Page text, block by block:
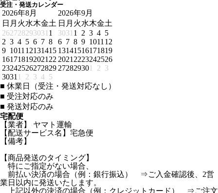
受注・発送カレンダー
2026年8月
日 月 火水木金土
262728293031 1
2 3 4 5 6 7 8
9 1011 12131415
161718192021 22
23242526272829
3031 1 2 3 4 5
2026年9月
日 月 火水木金土
3031 1 2 3 4 5
6 7 8 9 1011 12
13141516171819
2021 2223242526
272829301 2 3
■ 休業日（受注・発送対応なし）
■ 受注対応のみ
■ 発送対応のみ
宅配便
【業者】 ヤマト運輸
【配送サービス名】宅急便
【備考】
【商品発送のタイミング】
特にご指定がない場合、
前払い決済の場合（例：銀行振込） ⇒ご入金確認後、2営
業日以内に発送いたします。
上記以外の決済の場合（例：クレジットカード） ⇒ご注文